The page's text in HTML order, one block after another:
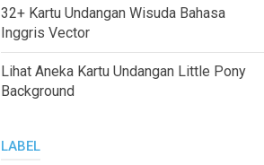
32+ Kartu Undangan Wisuda Bahasa
Inggris Vector
Lihat Aneka Kartu Undangan Little Pony
Background
LABEL